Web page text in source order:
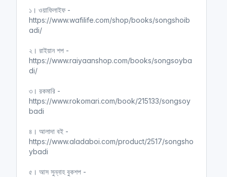
১। ওয়াফিলাইফ -
https://www.wafilife.com/shop/books/songshoib
adi/
২। রাইয়ান শপ -
https://www.raiyaanshop.com/books/songsoyba
di/
৩। রকমারি -
https://www.rokomari.com/book/215133/songsoy
badi
৪। আলাদা বই -
https://www.aladaboi.com/product/2517/songsho
ybadi
৫। আস সুন্নাহ বুকশপ -